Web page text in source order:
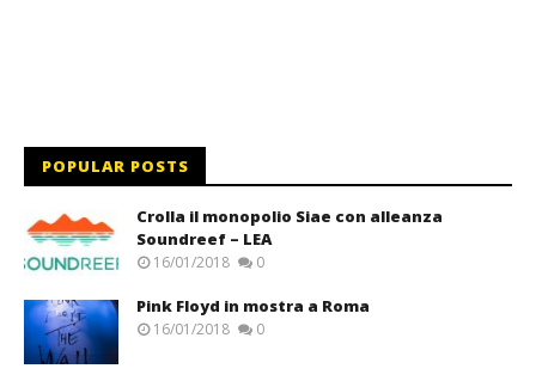
POPULAR POSTS
Crolla il monopolio Siae con alleanza
Soundreef – LEA
16/01/2018 0
Pink Floyd in mostra a Roma
16/01/2018 0